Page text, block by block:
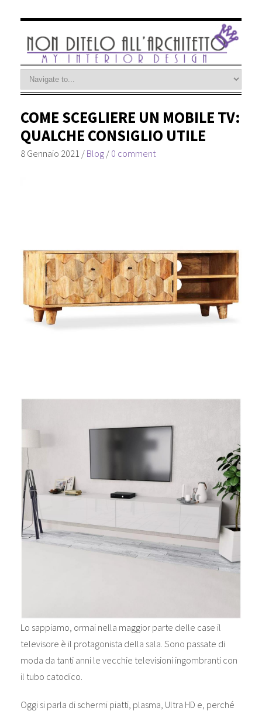
COME SCEGLIERE UN MOBILE TV:
QUALCHE CONSIGLIO UTILE
8 Gennaio 2021 / Blog/ 0 comment
Lo sappiamo, ormai nella maggior parte delle case il
televisore è il protagonista della sala. Sono passate di
moda da tanti anni le vecchie televisioni ingombranti con
il tubo catodico.
Oggi si parla di schermi piatti, plasma, Ultra HD e, perché